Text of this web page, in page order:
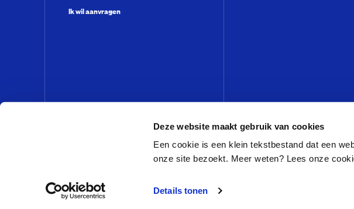
Deze website maakt gebruik van cookies
Een cookie is een klein tekstbestand dat een
onze site bezoekt. Meer weten? Lees onze
Details tonen
Ik wil aanvragen